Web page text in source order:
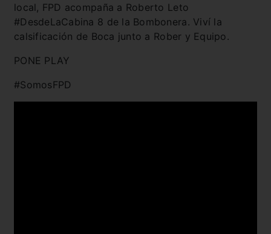
local, FPD acompaña a Roberto Leto
#DesdeLaCabina 8 de la Bombonera. Viví la
calsificación de Boca junto a Rober y Equipo.
PONE PLAY
#SomosFPD